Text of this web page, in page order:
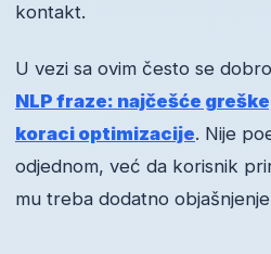
kontakt.
U vezi sa ovim često se
NLP fraze: najčešće
koraci optimizacije. Nije
odjednom, već da korisnik
mu treba dodatno